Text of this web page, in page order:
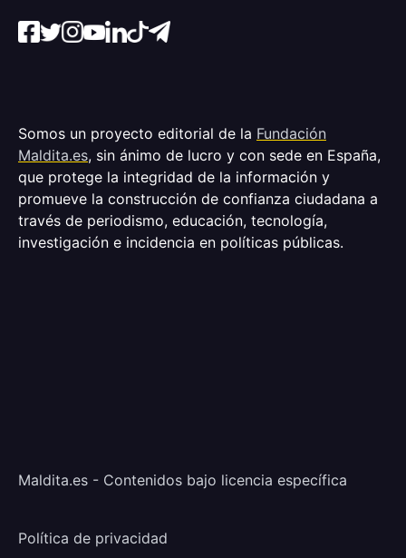
Somos un proyecto editorial de la Fundación
Maldita.es, sin ánimo de lucro y con sede en España,
que protege la integridad de la información y
promueve la construcción de confianza ciudadana a
través de periodismo, educación, tecnología,
investigación e incidencia en políticas públicas.
Maldita.es - Contenidos bajo licencia específica
Política de privacidad